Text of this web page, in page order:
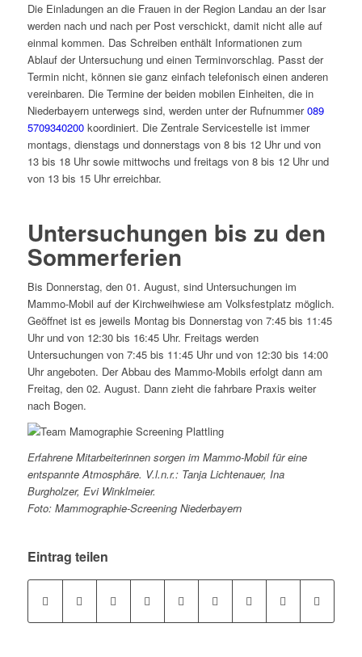
Die Einladungen an die Frauen in der Region Landau an der Isar
werden nach und nach per Post verschickt, damit nicht alle auf
einmal kommen. Das Schreiben enthält Informationen zum
Ablauf der Untersuchung und einen Terminvorschlag. Passt der
Termin nicht, können sie ganz einfach telefonisch einen anderen
vereinbaren. Die Termine der beiden mobilen Einheiten, die in
Niederbayern unterwegs sind, werden unter der Rufnummer089
5709340200koordiniert. Die Zentrale Servicestelle ist immer
montags, dienstags und donnerstags von 8 bis 12 Uhr und von
13 bis 18 Uhr sowie mittwochs und freitags von 8 bis 12 Uhr und
von 13 bis 15 Uhr erreichbar.
Untersuchungen bis zu den
Sommerferien
Bis Donnerstag, den 01. August, sind Untersuchungen im
Mammo-Mobil auf der Kirchweihwiese am Volksfestplatz möglich.
Geöffnet ist es jeweils Montag bis Donnerstag von 7:45 bis 11:45
Uhr und von 12:30 bis 16:45 Uhr. Freitags werden
Untersuchungen von 7:45 bis 11:45 Uhr und von 12:30 bis 14:00
Uhr angeboten. Der Abbau des Mammo-Mobils erfolgt dann am
Freitag, den 02. August. Dann zieht die fahrbare Praxis weiter
nach Bogen.
Erfahrene Mitarbeiterinnen sorgen im Mammo-Mobil für eine
entspannte Atmosphäre. V.l.n.r.: Tanja Lichtenauer, Ina
Burgholzer, Evi Winklmeier.
Foto: Mammographie-Screening Niederbayern
Eintrag teilen